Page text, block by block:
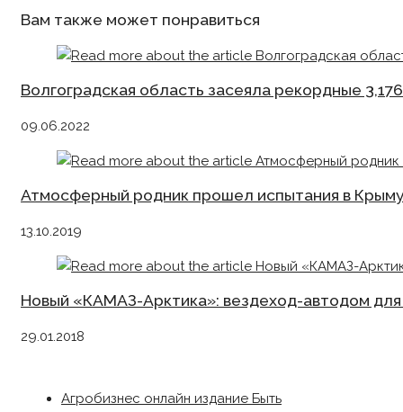
Вам также может понравиться
Волгоградская область засеяла рекордные
09.06.2022
Атмосферный родник прошел испытания в
13.10.2019
Новый «КАМАЗ-Арктика»: вездеход-автодом
29.01.2018
Агробизнес онлайн издание Быть